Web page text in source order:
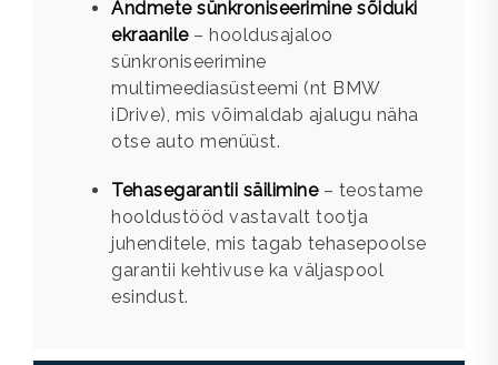
Andmete sünkroniseerimine sõiduki
ekraanile– hooldusajaloo
sünkroniseerimine
multimeediasüsteemi (nt BMW
iDrive), mis võimaldab ajalugu näha
otse auto menüüst.
Tehasegarantii säilimine– teostame
hooldustööd vastavalt tootja
juhenditele, mis tagab tehasepoolse
garantii kehtivuse ka väljaspool
esindust.